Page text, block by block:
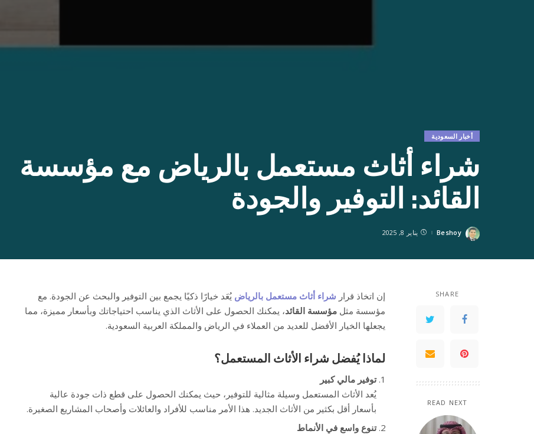
أخبار السعودية
شراء أثاث مستعمل بالرياض مع مؤسسة
القائد: التوفير والجودة
Posted
Beshoy يناير 8, 2025
SHARE
READ NEXT
إن اتخاذ قرار شراء أثاث مستعمل بالرياض يُعَد خيارًا ذكيًا يجمع بين التوفير والبحث عن الجودة. مع
مؤسسة مثل مؤسسة القائد، يمكنك الحصول على الأثاث الذي يناسب احتياجاتك وبأسعار مميزة، مما
يجعلها الخيار الأفضل للعديد من العملاء في الرياض والمملكة العربية السعودية.
لماذا يُفضل شراء الأثاث المستعمل؟
توفير مالي كبير
يُعد الأثاث المستعمل وسيلة مثالية للتوفير، حيث يمكنك الحصول على قطع ذات جودة عالية
بأسعار أقل بكثير من الأثاث الجديد. هذا الأمر مناسب للأفراد والعائلات وأصحاب المشاريع الصغيرة.
تنوع واسع في الأنماط